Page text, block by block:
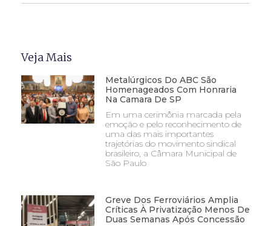
Veja Mais
Metalúrgicos Do ABC São
Homenageados Com Honraria
Na Camara De SP
Em uma cerimônia marcada pela
emoção e pelo reconhecimento de
uma das mais importantes
trajetórias do movimento sindical
brasileiro, a Câmara Municipal de
São Paulo
Greve Dos Ferroviários Amplia
Críticas À Privatização Menos De
Duas Semanas Após Concessão